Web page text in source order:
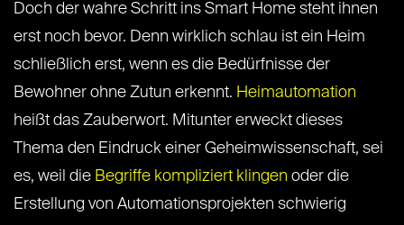
Doch der wahre Schritt ins Smart Home steht ihnen
erst noch bevor. Denn wirklich schlau ist ein Heim
schließlich erst, wenn es die Bedürfnisse der
Bewohner ohne Zutun erkennt. Heimautomation
heißt das Zauberwort. Mitunter erweckt dieses
Thema den Eindruck einer Geheimwissenschaft, sei
es, weil die Begriffe kompliziert klingen oder die
Erstellung von Automationsprojekten schwierig